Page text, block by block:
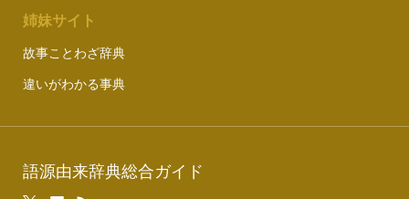
姉妹サイト
故事ことわざ辞典
違いがわかる事典
語源由来辞典総合ガイド